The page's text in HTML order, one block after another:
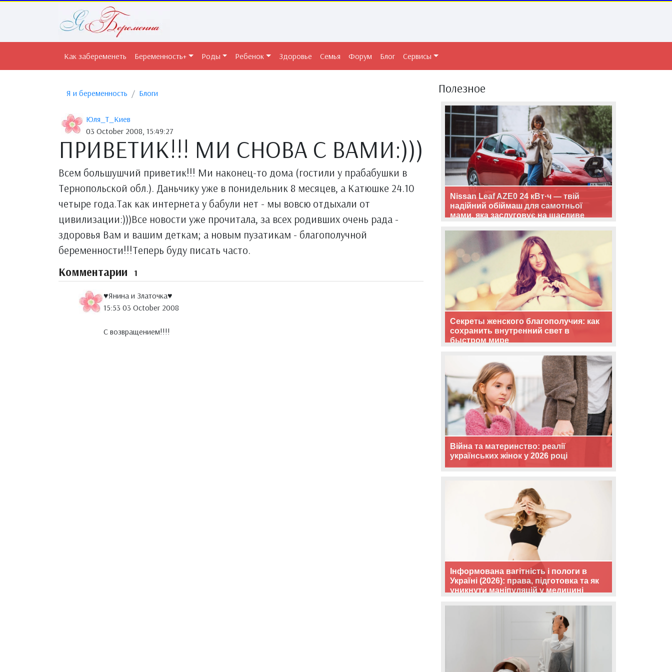
Как забеременеть Беременность+ Роды Ребенок Здоровье Семья Форум Блог Сервисы
Я и беременность Блоги
Юля_Т_Киев
03 October 2008, 15:49:27
ПРИВЕТИК!!! МИ СНОВА С ВАМИ:)))
Всем большушчий приветик!!! Ми наконец-то дома (гостили у прабабушки в
Тернопольской обл.). Даньчику уже в понидельник 8 месяцев, а Катюшке 24.10
четыре года.Так как интернета у бабули нет - мы вовсю отдыхали от
цивилизации:)))Все новости уже прочитала, за всех родивших очень рада -
здоровья Вам и вашим деткам; а новым пузатикам - благополучной
беременности!!!Теперь буду писать часто.
Комментарии 1
♥Янина и Златочка♥
15:53 03 October 2008
С возвращением!!!!
Полезное
Nissan Leaf AZE0 24 кВт·ч — твій
надійний обіймаш для самотньої
мами, яка заслуговує на щасливе
Секреты женского благополучия: как
сохранить внутренний свет в
быстром мире
Війна та материнство: реалії
українських жінок у 2026 році
Інформована вагітність і пологи в
Україні (2026): права, підготовка та як
уникнути маніпуляцій у медицині